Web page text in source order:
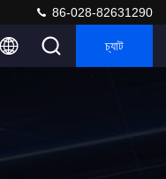
86-028-82631290
চ্যাট